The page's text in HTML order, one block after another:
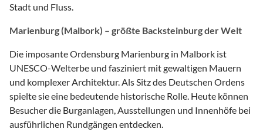
Stadt und Fluss.
Marienburg (Malbork) – größte Backsteinburg der Welt
Die imposante Ordensburg Marienburg in Malbork ist
UNESCO-Welterbe und fasziniert mit gewaltigen Mauern
und komplexer Architektur. Als Sitz des Deutschen Ordens
spielte sie eine bedeutende historische Rolle. Heute können
Besucher die Burganlagen, Ausstellungen und Innenhöfe bei
ausführlichen Rundgängen entdecken.